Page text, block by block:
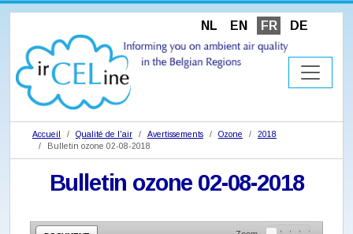
NL EN FR DE
Accueil Qualité de l'air Avertissements Ozone
2018
Bulletin ozone 02-08-2018
Bulletin ozone 02-08-2018